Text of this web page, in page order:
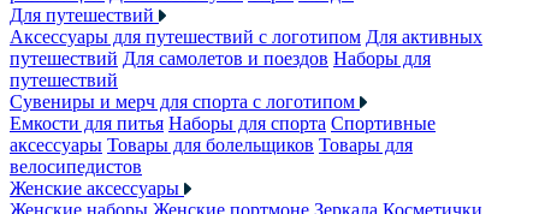
Для путешествий
Аксессуары для путешествий с логотипом Для активных
путешествий Для самолетов и поездов Наборы для
путешествий
Сувениры и мерч для спорта с логотипом
Емкости для питья Наборы для спорта Спортивные
аксессуары Товары для болельщиков Товары для
велосипедистов
Женские аксессуары
Женские наборы Женские портмоне Зеркала Косметички